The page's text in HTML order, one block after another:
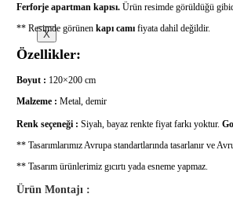
X
Ferforje apartman kapısı. Ürün resimde görüldüğü
** Resimde görünenkapı camı fiyata dahil değildir.
Özellikler:
Boyut : 120×200 cm
Malzeme : Metal, demir
Renk seçeneği : Siyah, bayaz renkte fiyat farkı yoktur.
** Tasarımlarımız Avrupa standartlarında tasarlanır ve
** Tasarım ürünlerimiz gıcırtı yada esneme yapmaz.
Ürün Montajı :